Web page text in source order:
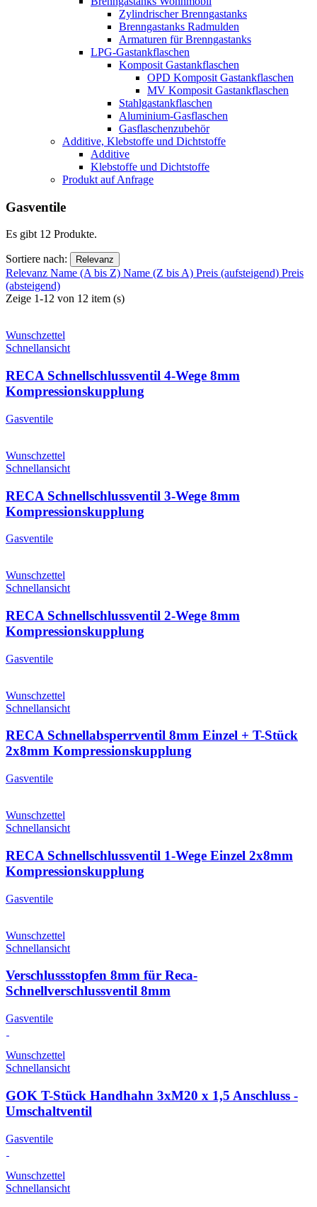
Zylindrischer Brenngastanks
Brenngastanks Radmulden
Armaturen für Brenngastanks
LPG-Gastankflaschen
Komposit Gastankflaschen
OPD Komposit Gastankflaschen
MV Komposit Gastankflaschen
Stahlgastankflaschen
Aluminium-Gasflaschen
Gasflaschenzubehör
Additive, Klebstoffe und Dichtstoffe
Additive
Klebstoffe und Dichtstoffe
Produkt auf Anfrage
Gasventile
Es gibt 12 Produkte.
Sortiere nach: Relevanz
Relevanz Name (A bis Z) Name (Z bis A) Preis (aufsteigend) Preis
(absteigend)
Zeige 1-12 von 12 item (s)
Wunschzettel
Schnellansicht
RECA Schnellschlussventil 4-Wege 8mm
Kompressionskupplung
Gasventile
Wunschzettel
Schnellansicht
RECA Schnellschlussventil 3-Wege 8mm
Kompressionskupplung
Gasventile
Wunschzettel
Schnellansicht
RECA Schnellschlussventil 2-Wege 8mm
Kompressionskupplung
Gasventile
Wunschzettel
Schnellansicht
RECA Schnellabsperrventil 8mm Einzel + T-Stück
2x8mm Kompressionskupplung
Gasventile
Wunschzettel
Schnellansicht
RECA Schnellschlussventil 1-Wege Einzel 2x8mm
Kompressionskupplung
Gasventile
Wunschzettel
Schnellansicht
Verschlussstopfen 8mm für Reca-
Schnellverschlussventil 8mm
Gasventile
Wunschzettel
Schnellansicht
GOK T-Stück Handhahn 3xM20 x 1,5 Anschluss -
Umschaltventil
Gasventile
Wunschzettel
Schnellansicht